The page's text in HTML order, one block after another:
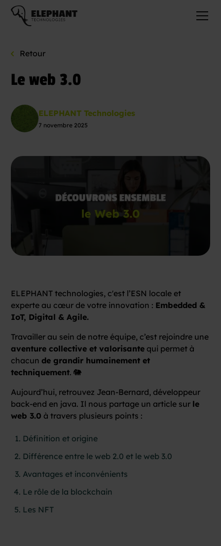
Retour
Le web 3.0
ELEPHANT Technologies
7 novembre 2025
ELEPHANT technologies, c'est l’ESN locale et
experte au cœur de votre innovation : Embedded &
IoT, Digital & Agile.
Travailler au sein de notre équipe, c’est rejoindre une
aventure collective et valorisante qui permet à
chacunde grandir humainement et
techniquement. 🐘
Aujourd’hui, retrouvez Jean-Bernard, développeur
back-end en java. Il nous partage un article sur le
web 3.0 à travers plusieurs points :
Définition et origine
Différence entre le web 2.0 et le web 3.0
Avantages et inconvénients
Le rôle de la blockchain
Les NFT